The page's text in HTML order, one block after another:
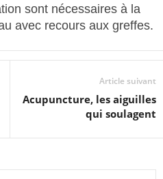
sont nécessaires à la
avec recours aux greffes.
Article suivant
Acupuncture, les aiguilles
qui soulagent